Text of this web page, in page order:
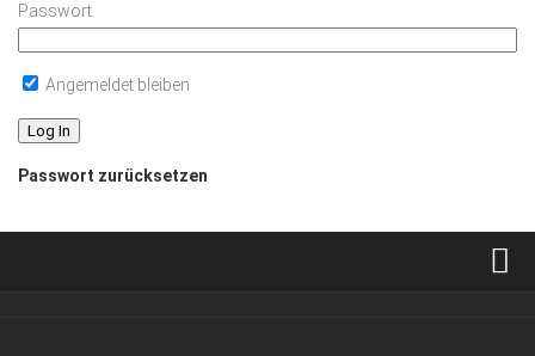
Passwort
Angemeldet bleiben
Passwort zurücksetzen